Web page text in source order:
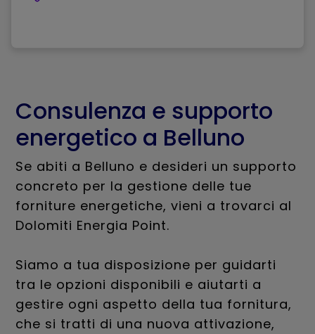
Consulenza e supporto
energetico a Belluno
Se abiti a Belluno e desideri un supporto
concreto per la gestione delle tue
forniture energetiche, vieni a trovarci al
Dolomiti Energia Point.
Siamo a tua disposizione per guidarti
tra le opzioni disponibili e aiutarti a
gestire ogni aspetto della tua fornitura,
che si tratti di una nuova attivazione,